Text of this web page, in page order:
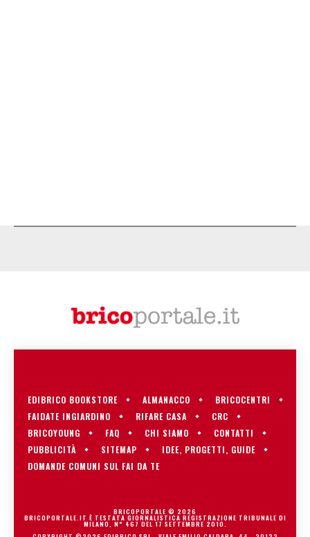
EDIBRICO BOOKSTORE ALMANACCO
BRICOCENTRI
FAIDATE INGIARDINO
RIFARE CASA
CRC
BRICOYOUNG
FAQ CHI SIAMO
CONTATTI
PUBBLICITÀ
SITEMAP
IDEE, PROGETTI, GUIDE
DOMANDE COMUNI SUL FAI DA TE
BRICOPORTALE © 2026
BRICOPORTALE.IT È TESTATA GIORNALISTICA REGISTRAZIONE TRIBUNALE DI
MILANO, N° 467 DEL 17 SETTEMBRE 2010.